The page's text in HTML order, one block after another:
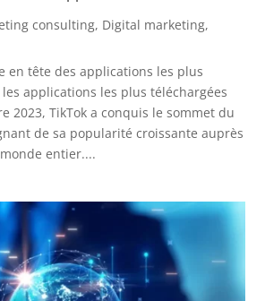
consulting, Digital marketing,
en tête des applications les plus
applications les plus téléchargées
2023, TikTok a conquis le sommet du
de sa popularité croissante auprès
entier....